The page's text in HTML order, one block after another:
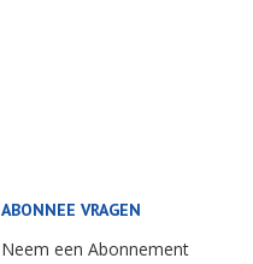
ABONNEE VRAGEN
Neem een Abonnement